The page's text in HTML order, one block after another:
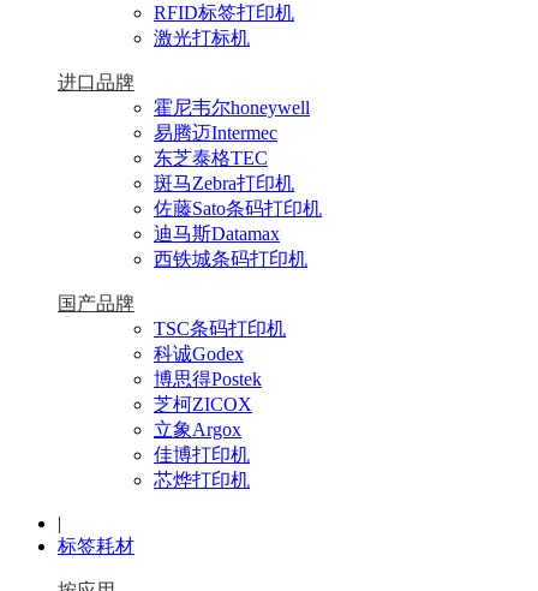
RFID标签打印机
激光打标机
进口品牌
霍尼韦尔honeywell
易腾迈Intermec
东芝泰格TEC
斑马Zebra打印机
佐藤Sato条码打印机
迪马斯Datamax
西铁城条码打印机
国产品牌
TSC条码打印机
科诚Godex
博思得Postek
芝柯ZICOX
立象Argox
佳博打印机
芯烨打印机
|
标签耗材